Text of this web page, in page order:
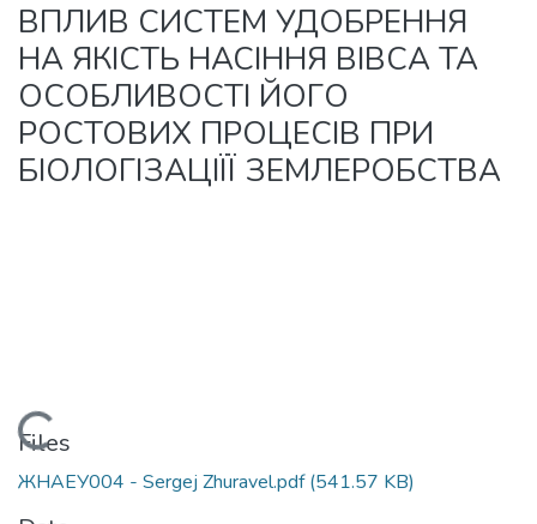
ВПЛИВ СИСТЕМ УДОБРЕННЯ
НА ЯКІСТЬ НАСІННЯ ВІВСА ТА
ОСОБЛИВОСТІ ЙОГО
РОСТОВИХ ПРОЦЕСІВ ПРИ
БІОЛОГІЗАЦІЇЇ ЗЕМЛЕРОБСТВА
Loading...
Files
ЖНАЕУ004 - Sergej Zhuravel.pdf(541.57 KB)